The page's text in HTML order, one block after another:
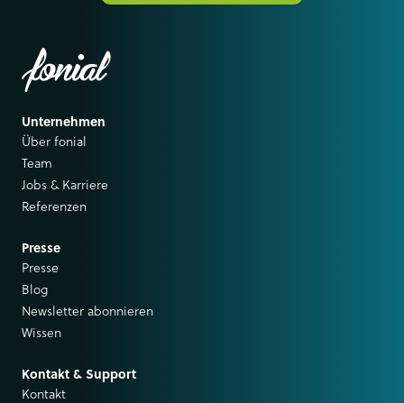
Unternehmen
Über fonial
Team
Jobs & Karriere
Referenzen
Presse
Presse
Blog
Newsletter abonnieren
Wissen
Kontakt & Support
Kontakt